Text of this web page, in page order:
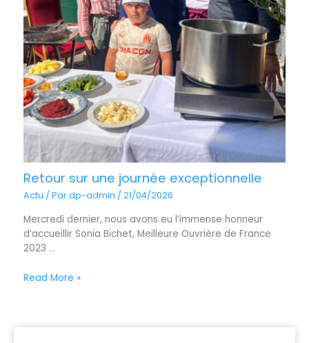
Retour sur une journée exceptionnelle
Actu / Pardp-admin /21/04/2026
Mercredi dernier, nous avons eu l’immense honneur
d’accueillir Sonia Bichet, Meilleure Ouvrière de France
2023 ...
Read More »